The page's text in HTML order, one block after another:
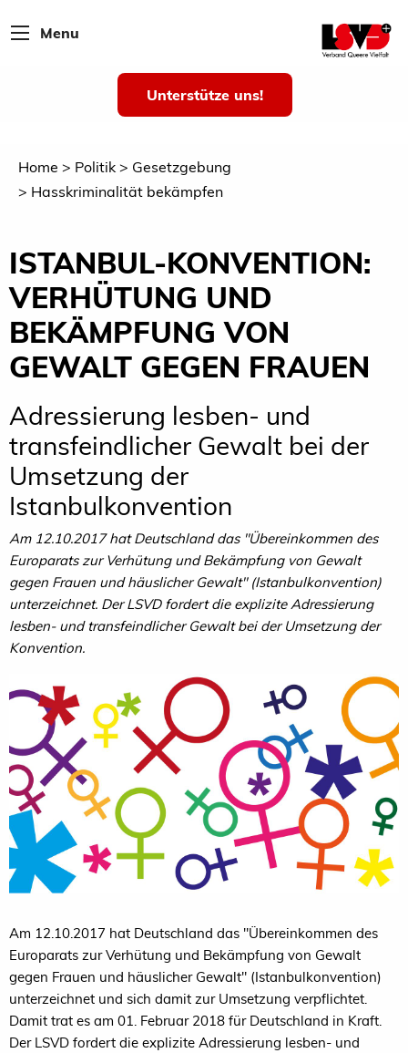
Menu
Unterstütze uns!
Home Politik
Gesetzgebung
Hasskriminalität bekämpfen
ISTANBUL-KONVENTION:
VERHÜTUNG UND
BEKÄMPFUNG VON
GEWALT GEGEN FRAUEN
Adressierung lesben- und
transfeindlicher Gewalt bei der
Umsetzung der
Istanbulkonvention
Am 12.10.2017 hat Deutschland das "Übereinkommen des
Europarats zur Verhütung und Bekämpfung von Gewalt
gegen Frauen und häuslicher Gewalt" (Istanbulkonvention)
unterzeichnet. Der LSVD fordert die explizite Adressierung
lesben- und transfeindlicher Gewalt bei der Umsetzung der
Konvention.
Am 12.10.2017 hat Deutschland das "Übereinkommen des
Europarats zur Verhütung und Bekämpfung von Gewalt
gegen Frauen und häuslicher Gewalt" (Istanbulkonvention)
unterzeichnet und sich damit zur Umsetzung verpflichtet.
Damit trat es am 01. Februar 2018 für Deutschland in Kraft.
Der LSVD fordert die explizite Adressierung lesben- und